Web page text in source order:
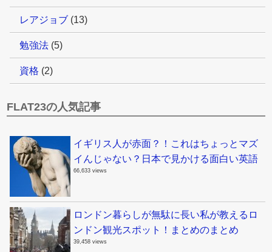
レアジョブ (13)
勉強法 (5)
資格 (2)
FLAT23の人気記事
イギリス人が赤面？！これはちょっとマズ
イんじゃない？日本で見かける面白い英語
66,633 views
ロンドン暮らしが無駄に長い私が教えるロ
ンドン観光スポット！まとめのまとめ
39,458 views